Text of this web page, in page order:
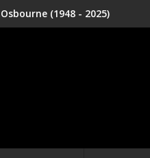
(1948 - 2025)